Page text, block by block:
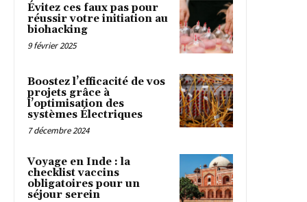
Évitez ces faux pas pour
réussir votre initiation au
biohacking
9 février 2025
Boostez l’efficacité de vos
projets grâce à
l’optimisation des
systèmes Électriques
7 décembre 2024
Voyage en Inde : la
checklist vaccins
obligatoires pour un
séjour serein